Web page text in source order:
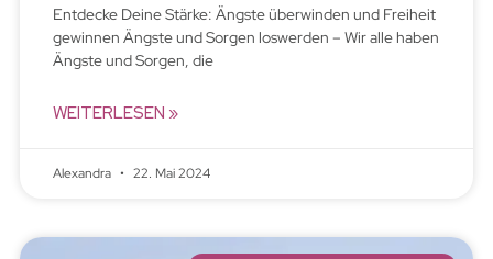
Entdecke Deine Stärke: Ängste überwinden und Freiheit
gewinnen Ängste und Sorgen loswerden – Wir alle haben
Ängste und Sorgen, die
WEITERLESEN »
Alexandra 22. Mai 2024